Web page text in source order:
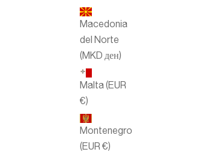
Macedonia
del Norte
(MKD ден)
Malta (EUR
€)
Montenegro
(EUR €)